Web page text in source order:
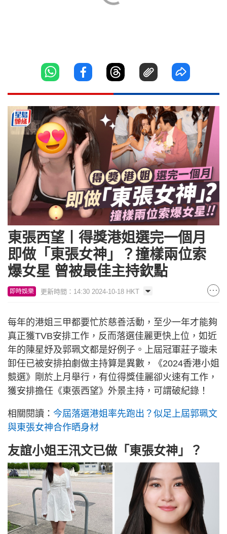
東張西望丨得獎港姐選完一個月
即做「東張女神」？撞樣兩位索
爆女星 曾被最佳主持欽點
即時娛樂 更新時間：14:30 2024-10-18 HKT
每年的港姐三甲都要忙於慈善活動，至少一年才能夠
真正獲TVB安排工作，反而落選佳麗更快上位，如近
年的陳星妤及郭珮文都是好例子。上屆冠軍莊子璇未
卸任已被安排拍劇做主持算是異數，《2024香港小姐
競選》剛於上月舉行，有位得獎佳麗卻火速有工作，
獲安排擔任《東張西望》外景主持，可謂破紀錄！
相關閱讀： 今屆落選港姐率先跑出？似足上屆郭珮文
與東張女神合作晒身材
友誼小姐王汛文已做「東張女神」？